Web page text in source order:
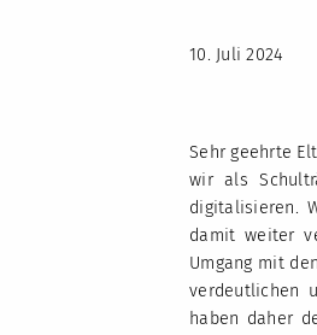
10. Juli 2024
Sehr geehrte
wir als
digitalisieren.
damit weiter
Umgang mit
verdeutlichen
haben daher